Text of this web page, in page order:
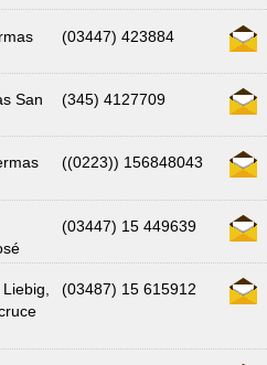
(03447) 423884
San
(345) 4127709
((0223)) 156848043
(03447) 15 449639
(03487) 15 615912